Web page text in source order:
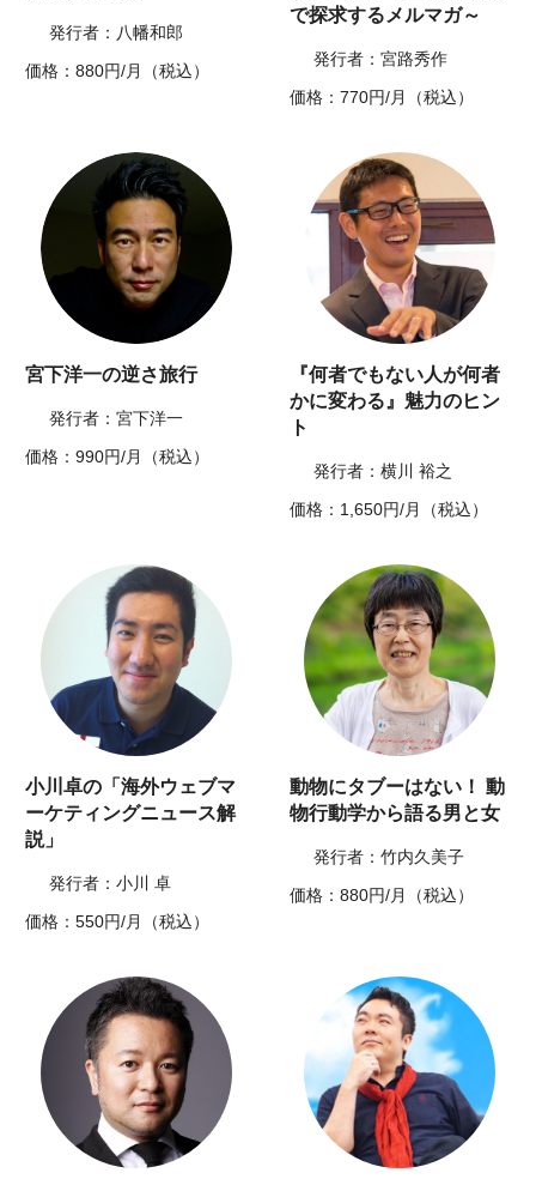
発行者：八幡和郎
価格：880円/月（税込）
で探求するメルマガ～
発行者：宮路秀作
価格：770円/月（税込）
宮下洋一の逆さ旅行
発行者：宮下洋一
価格：990円/月（税込）
『何者でもない人が何者
かに変わる』魅力のヒン
ト
発行者：横川 裕之
価格：1,650円/月（税込）
小川卓の「海外ウェブマ
ーケティングニュース解
説」
発行者：小川 卓
価格：550円/月（税込）
動物にタブーはない！ 動
物行動学から語る男と女
発行者：竹内久美子
価格：880円/月（税込）